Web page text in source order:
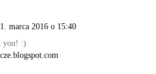
1. marca 2016 o 15:40
you! :)